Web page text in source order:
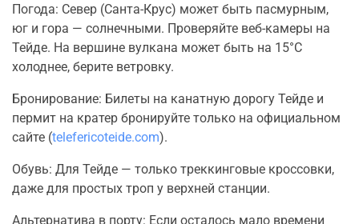
Погода: Север (Санта-Крус) может быть пасмурным,
юг и гора — солнечными. Проверяйте веб-камеры на
Тейде. На вершине вулкана может быть на 15°C
холоднее, берите ветровку.
Бронирование: Билеты на канатную дорогу Тейде и
пермит на кратер бронируйте только на официальном
сайте (telefericoteide.com).
Обувь: Для Тейде — только треккинговые кроссовки,
даже для простых троп у верхней станции.
Альтернатива в порту: Если осталось мало времени